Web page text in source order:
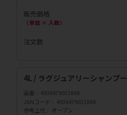
販売価格
（単価 × 入数）
注文数
4L / ラグジュアリーシャンプー
品番
4936479031848
JANコード
4936479031848
参考上代
オープン